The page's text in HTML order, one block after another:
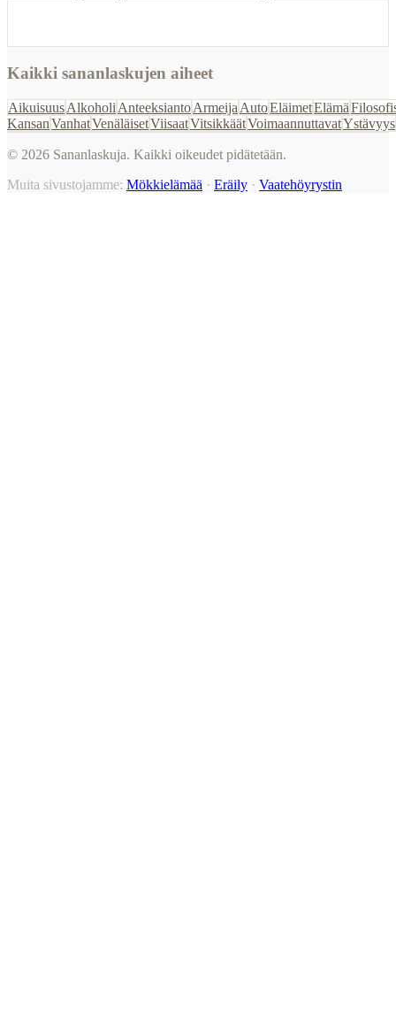
Kaikki sananlaskujen aiheet
AikuisuusAlkoholi AnteeksiantoArmeija AutoEläimetElämä
KansanVanhatVenäläisetViisaatVitsikkäätVoimaannuttavatYstävyys
© 2026 Sananlaskuja. Kaikki oikeudet pidätetään.
Muita sivustojamme: Mökkielämää · Eräily · Vaatehöyrystin